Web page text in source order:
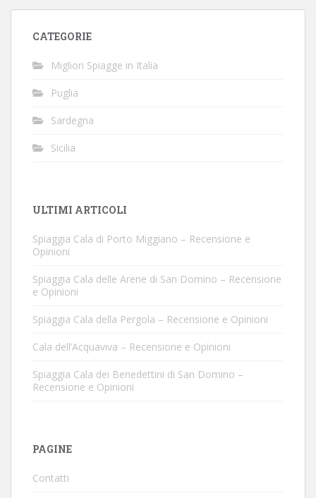
CATEGORIE
Migliori Spiagge in Italia
Puglia
Sardegna
Sicilia
ULTIMI ARTICOLI
Spiaggia Cala di Porto Miggiano – Recensione e
Opinioni
Spiaggia Cala delle Arene di San Domino – Recensione
e Opinioni
Spiaggia Cala della Pergola – Recensione e Opinioni
Cala dell’Acquaviva – Recensione e Opinioni
Spiaggia Cala dei Benedettini di San Domino –
Recensione e Opinioni
PAGINE
Contatti